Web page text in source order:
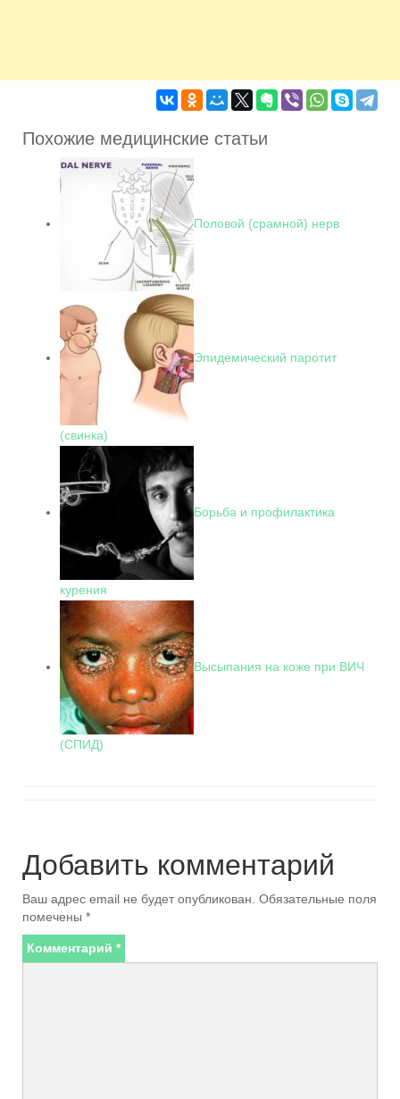
Похожие медицинские статьи
Половой (срамной) нерв
Эпидемический паротит
(свинка)
Борьба и профилактика
курения
Высыпания на коже при ВИЧ
(СПИД)
Добавить комментарий
Ваш адрес email не будет опубликован. Обязательные поля
помечены *
Комментарий *